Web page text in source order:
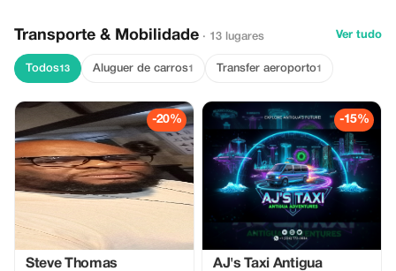
Transporte & Mobilidade · 13 lugares Ver tudo
Todos13 Aluguer de carros1 Transfer aeroporto1
-20%
Steve Thomas
-15%
AJ's Taxi Antigua